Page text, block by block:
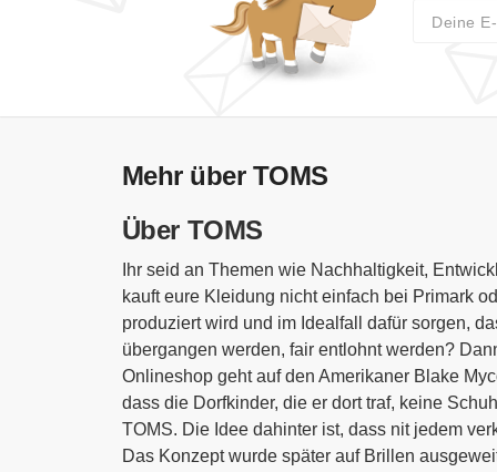
Mehr über TOMS
Über TOMS
Ihr seid an Themen wie Nachhaltigkeit,
kauft eure Kleidung nicht einfach bei Primark
produziert wird und im Idealfall dafür sorgen,
übergangen werden, fair entlohnt werden?
Onlineshop geht auf den Amerikaner Blake
dass die Dorfkinder, die er dort traf, keine
TOMS. Die Idee dahinter ist, dass nit jedem
Das Konzept wurde später auf Brillen